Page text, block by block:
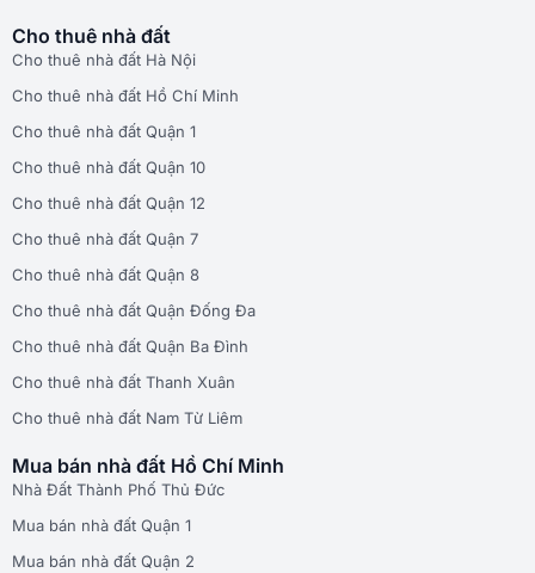
Cho thuê nhà đất
Cho thuê nhà đất Hà Nội
Cho thuê nhà đất Hồ Chí Minh
Cho thuê nhà đất Quận 1
Cho thuê nhà đất Quận 10
Cho thuê nhà đất Quận 12
Cho thuê nhà đất Quận 7
Cho thuê nhà đất Quận 8
Cho thuê nhà đất Quận Đống Đa
Cho thuê nhà đất Quận Ba Đình
Cho thuê nhà đất Thanh Xuân
Cho thuê nhà đất Nam Từ Liêm
Mua bán nhà đất Hồ Chí Minh
Nhà Đất Thành Phố Thủ Đức
Mua bán nhà đất Quận 1
Mua bán nhà đất Quận 2